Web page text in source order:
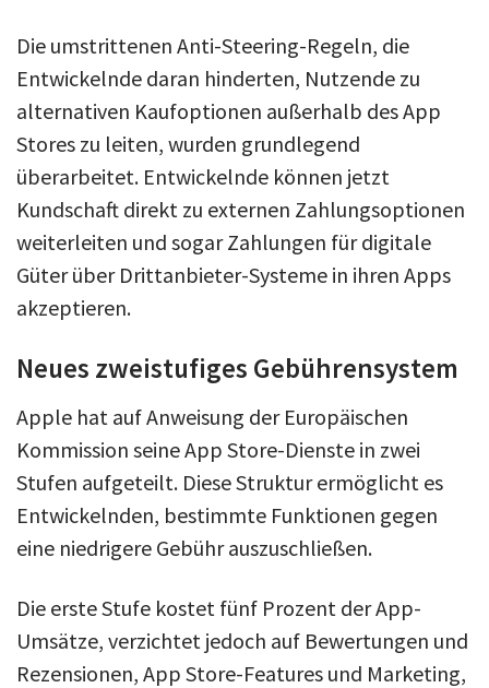
Die umstrittenen Anti-Steering-Regeln, die
Entwickelnde daran hinderten, Nutzende zu
alternativen Kaufoptionen außerhalb des App
Stores zu leiten, wurden grundlegend
überarbeitet. Entwickelnde können jetzt
Kundschaft direkt zu externen Zahlungsoptionen
weiterleiten und sogar Zahlungen für digitale
Güter über Drittanbieter-Systeme in ihren Apps
akzeptieren.
Neues zweistufiges Gebührensystem
Apple hat auf Anweisung der Europäischen
Kommission seine App Store-Dienste in zwei
Stufen aufgeteilt. Diese Struktur ermöglicht es
Entwickelnden, bestimmte Funktionen gegen
eine niedrigere Gebühr auszuschließen.
Die erste Stufe kostet fünf Prozent der App-
Umsätze, verzichtet jedoch auf Bewertungen und
Rezensionen, App Store-Features und Marketing,